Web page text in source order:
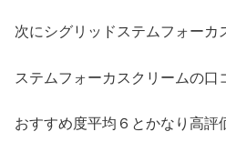
次にシグリッドステムフォーカ
ステムフォーカスクリームの口
おすすめ度平均６とかなり高評